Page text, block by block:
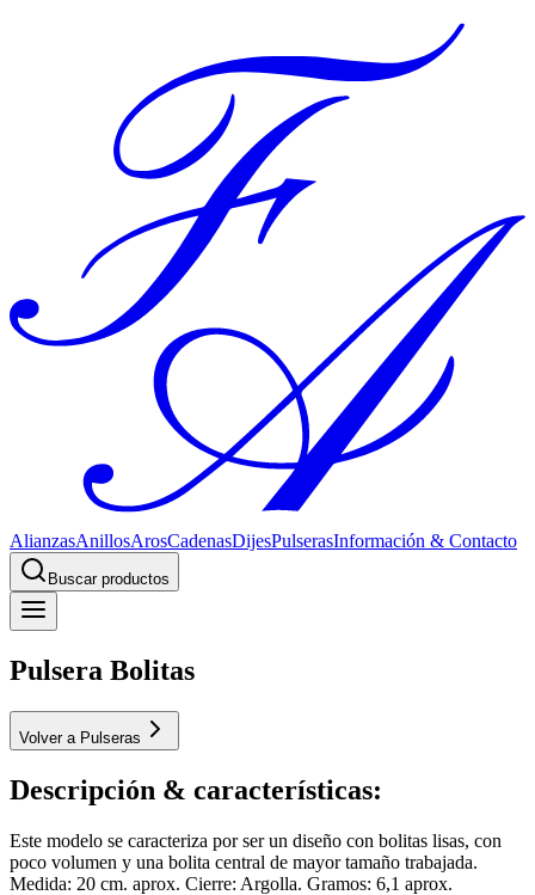
AlianzasAnillosArosCadenasDijesPulserasInformación & Contacto
Buscar productos
Pulsera Bolitas
Volver a Pulseras
Descripción & características:
Este modelo se caracteriza por ser un diseño con bolitas lisas, con
poco volumen y una bolita central de mayor tamaño trabajada.
Medida: 20 cm. aprox. Cierre: Argolla. Gramos: 6,1 aprox.